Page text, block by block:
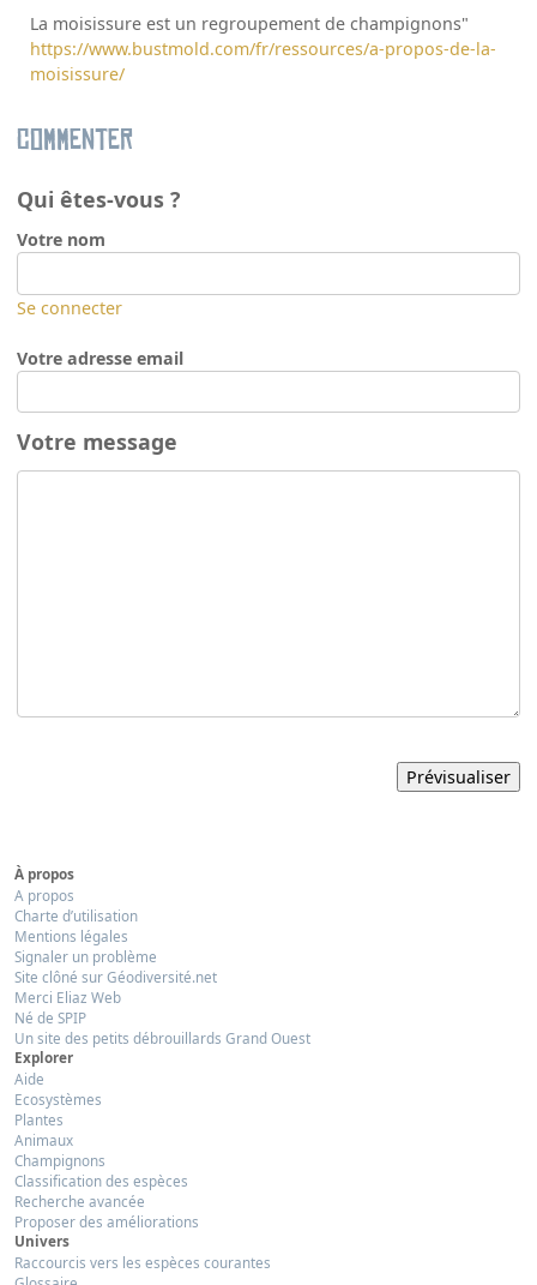
La moisissure est un regroupement de champignons"
https://www.bustmold.com/fr/ressources/a-propos-de-la-
moisissure/
Commenter
Qui êtes-vous ?
Votre nom
Se connecter
Votre adresse email
Votre message
À propos
A propos
Charte d’utilisation
Mentions légales
Signaler un problème
Site clôné sur Géodiversité.net
Merci Eliaz Web
Né de SPIP
Un site des petits débrouillards Grand Ouest
Explorer
Aide
Ecosystèmes
Plantes
Animaux
Champignons
Classification des espèces
Recherche avancée
Proposer des améliorations
Univers
Raccourcis vers les espèces courantes